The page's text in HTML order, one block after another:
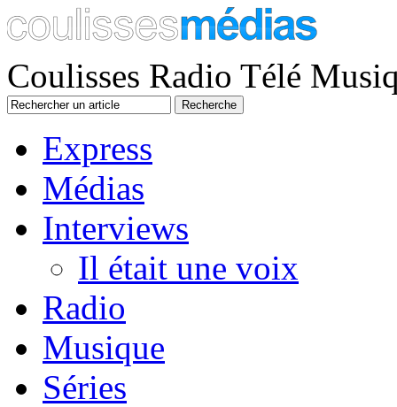
Coulisses Radio Télé
Express
Médias
Interviews
Il était une voix
Radio
Musique
Séries